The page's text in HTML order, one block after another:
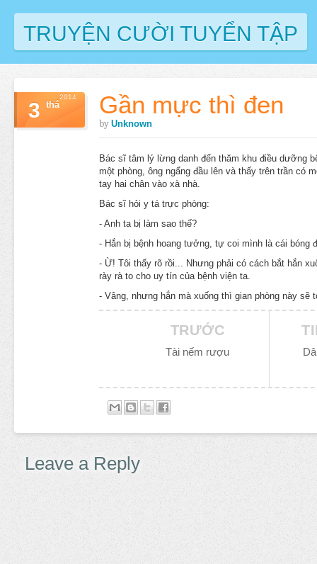
TRUYỆN CƯỜI TUYỂN TẬP
Gần mực thì đen
by Unknown
3 thá
2014
Bác sĩ tâm lý lừng danh đến thăm khu điều dưỡng
một phòng, ông ngẩng đầu lên và thấy trên trần có
tay hai chân vào xà nhà.
Bác sĩ hỏi y tá trực phòng:
- Anh ta bị làm sao thế?
- Hắn bị bệnh hoang tưởng, tự coi mình là cái bóng
- Ừ! Tôi thấy rõ rồi... Nhưng phải có cách bắt hắn
rày rà to cho uy tín của bệnh viện ta.
- Vâng, nhưng hắn mà xuống thì gian phòng này sẽ
TRƯỚC
Tài nếm rượu
Leave a Reply